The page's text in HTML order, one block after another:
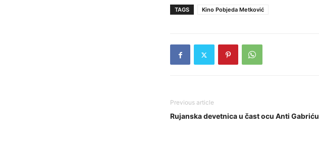
TAGS Kino Pobjeda Metković
Previous article
Rujanska devetnica u čast ocu Anti Gabriću